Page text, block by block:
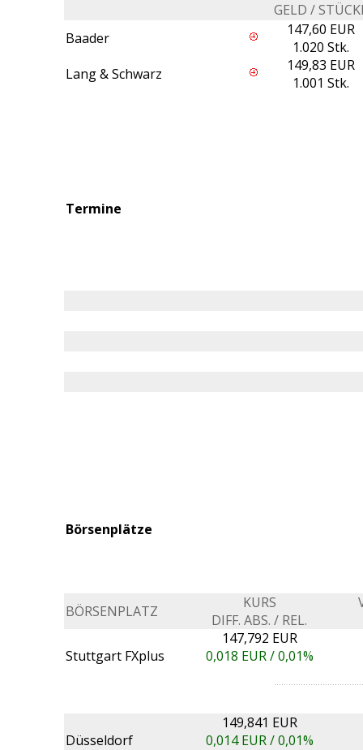
GELD /
Baader
147,60 EUR
1.020 Stk.
Lang & Schwarz
149,83 EUR
1.001 Stk.
Termine
Börsenplätze
BÖRSENPLATZ
KURS
DIFF. ABS. / REL.
Stuttgart FXplus
147,792 EUR
0,018 EUR /0,01%
Düsseldorf
149,841 EUR
0,014EUR /0,01%